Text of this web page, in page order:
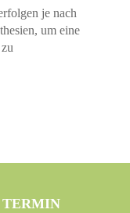
je nach
um eine
TERMIN